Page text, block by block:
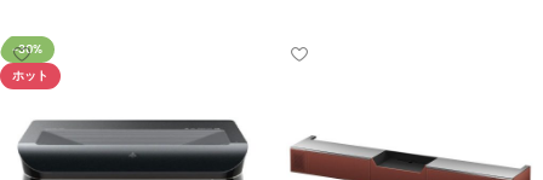
-30%
ホット